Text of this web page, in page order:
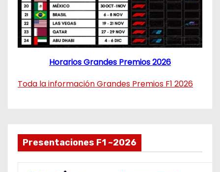
Horarios Grandes Premios 2026
Toda la información Grandes Premios F1 2026
Presentaciones F1 ~2026